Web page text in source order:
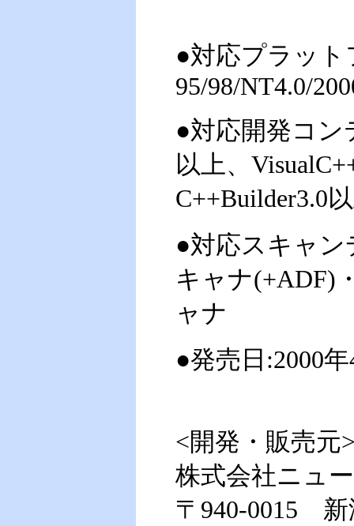
●対応プラット
95/98/NT4.0/
●対応開発コン
以上、
C++Builder3.0
●対応スキャ
キャナ(+ADF)
ャナ
●発売日:2000
<開発・販売元
株式会社ニュ
〒940-0015 新